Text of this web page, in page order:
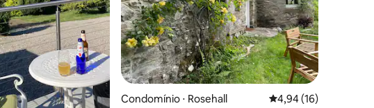
Condomínio ⋅ Rosehall 4,94 de uma
4,94 (16)